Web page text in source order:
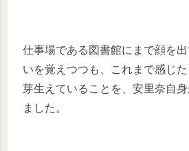
仕事場である図書館にまで顔を
いを覚えつつも、これまで感じ
芽生えていることを、安里奈自
ました。